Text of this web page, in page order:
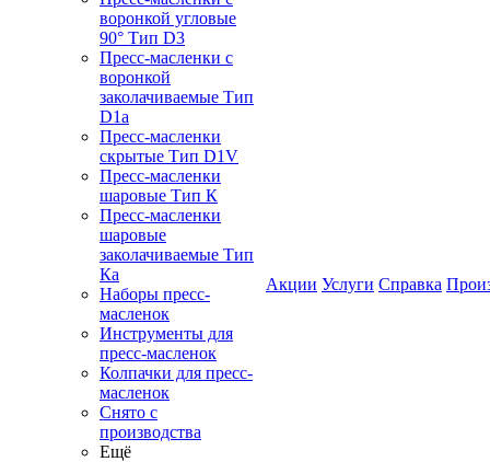
воронкой угловые
90° Тип D3
Пресс-масленки с
воронкой
заколачиваемые Тип
D1a
Пресс-масленки
скрытые Тип D1V
Пресс-масленки
шаровые Тип К
Пресс-масленки
шаровые
заколачиваемые Тип
Кa
Наборы пресс-
масленок
Инструменты для
пресс-масленок
Колпачки для пресс-
масленок
Снято с
производства
Ещё
Акции Услуги Справка